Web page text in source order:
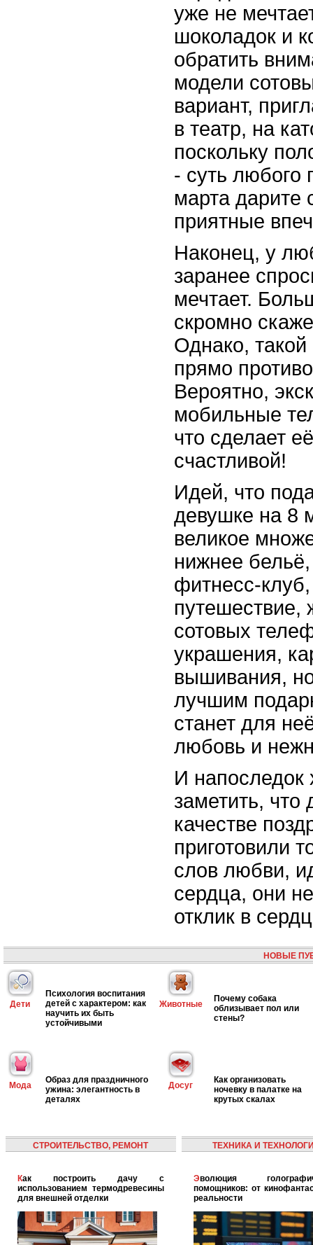
уже не
шоколадок и
обратить
модели
вариант,
в театр, на
поскольку
- суть любого
марта дарите
приятные
Наконец, у
заранее
мечтает.
скромно
Однако, такой
прямо
Вероятно,
мобильные
что сделает
счастливой!
Идей, что
девушке на 8
великое
нижнее
фитнесс-
путешествие,
сотовых
украшения,
вышивания,
лучшим
станет для
любовь и
И напоследок
заметить, что
качестве
приготовили
слов любви,
сердца, они
отклик в
НОВЫЕ
Дети
Психология воспитания
детей с характером: как
научить их быть
устойчивыми
Животные
Почему собака
облизывает пол или
стены?
Мода
Образ для праздничного
ужина: элегантность в
деталях
Досуг
Как организовать
ночевку в палатке на
крутых скалах
СТРОИТЕЛЬСТВО, РЕМОНТ
Как построить дачу с
использованием термодревесины
для внешней отделки
ТЕХНИКА И
Эволюция голографических
помощников: от
реальности